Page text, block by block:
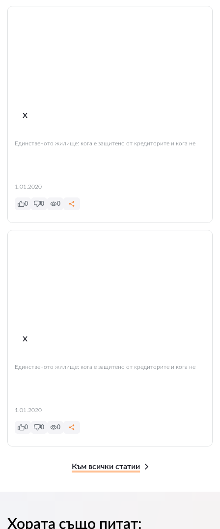
x
Единственото жилище: кога е защитено от кредиторите и кога не
1.01.2020
0 0 0
x
Единственото жилище: кога е защитено от кредиторите и кога не
1.01.2020
0 0 0
Към всички статии
Хората също питат: